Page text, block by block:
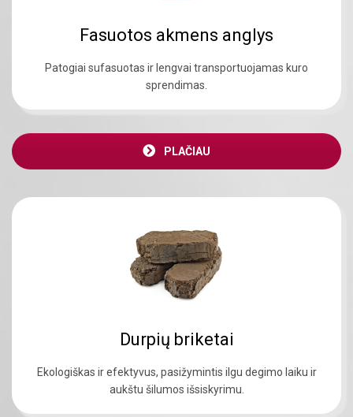
Fasuotos akmens anglys
Patogiai sufasuotas ir lengvai transportuojamas kuro
sprendimas.
PLAČIAU
Durpių briketai
Ekologiškas ir efektyvus, pasižymintis ilgu degimo laiku ir
aukštu šilumos išsiskyrimu.